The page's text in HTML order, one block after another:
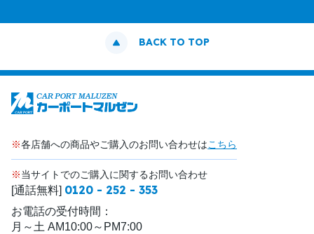
BACK TO TOP
※各店舗への商品やご購入のお問い合わせはこちら
※当サイトでのご購入に関するお問い合わせ
[通話無料] 0120 - 252 - 353
お電話の受付時間：
月～土 AM10:00～PM7:00